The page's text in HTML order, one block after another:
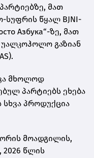
მათ
სუფრის წყალ BJNI-
Азбука“-ზე, მათ
უალკოჰოლო გაზიან
მხოლოდ
პარტიებს ეხება
პროდუქცია
მოადგილის,
2026 წლის